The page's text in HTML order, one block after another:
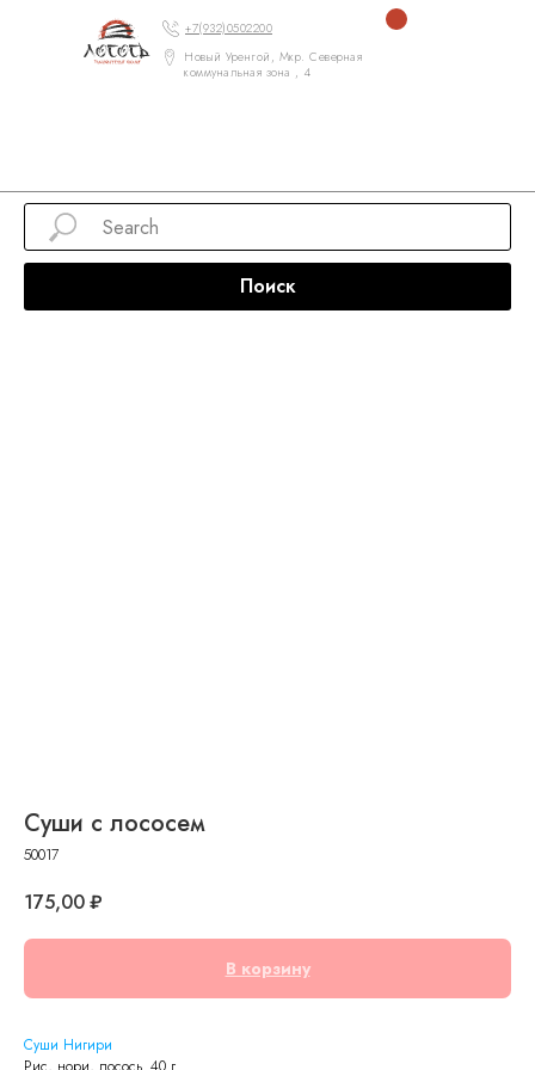
+7(932)0502200
Новый Уренгой, Мкр. Северная
коммунальная зона , 4
Поиск
Суши с лососем
50017
175,00₽
В корзину
Суши Нигири